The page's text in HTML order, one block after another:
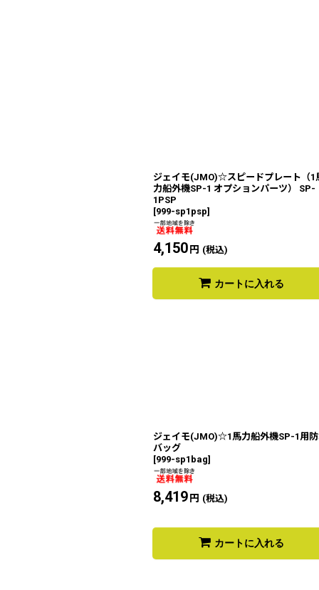
ジェイモ(JMO)☆スピードプレート（1
力船外機SP-1 オプションパーツ） SP-
1PSP
[999-sp1psp]
4,150円 (税込)
カートに入れる
ジェイモ(JMO)☆1馬力船外機SP-1用
バッグ
[999-sp1bag]
8,419円 (税込)
カートに入れる